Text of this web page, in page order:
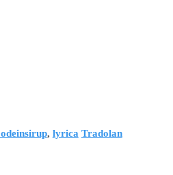
, lyrica Tradolan